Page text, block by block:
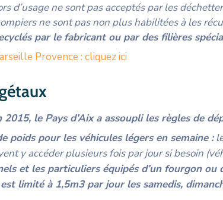
d’usage ne sont pas acceptés par les
ne sont pas non plus habilitées à les
par le fabricant ou par des filières
Provence : cliquez ici
2015, le Pays d’Aix a assoupli les règles de
poids pour les véhicules légers en semaine :
y accéder plusieurs fois par jour si besoin
et les particuliers équipés d’un fourgon ou
limité à 1,5m3 par jour les samedis,